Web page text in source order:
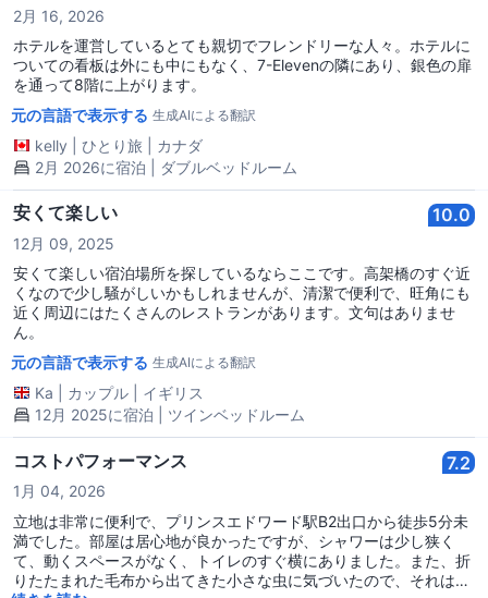
2月 16, 2026
ホテルを運営しているとても親切でフレンドリーな人々。ホテルに
ついての看板は外にも中にもなく、7-Elevenの隣にあり、銀色の扉
を通って8階に上がります。
元の言語で表示する 生成AIによる翻訳
kelly ひとり旅
カナダ
2月 2026に宿泊 | ダブルベッドルーム
安くて楽しい 10.0
12月 09, 2025
安くて楽しい宿泊場所を探しているならここです。高架橋のすぐ近
くなので少し騒がしいかもしれませんが、清潔で便利で、旺角にも
近く周辺にはたくさんのレストランがあります。文句はありませ
ん。
元の言語で表示する 生成AIによる翻訳
Ka カップル
イギリス
12月 2025に宿泊 | ツインベッドルーム
コストパフォーマンス 7.2
1月 04, 2026
立地は非常に便利で、プリンスエドワード駅B2出口から徒歩5分未
満でした。部屋は居心地が良かったですが、シャワーは少し狭く
て、動くスペースがなく、トイレのすぐ横にありました。また、折
りたたまれた毛布から出てきた小さな虫に気づいたので、それは注